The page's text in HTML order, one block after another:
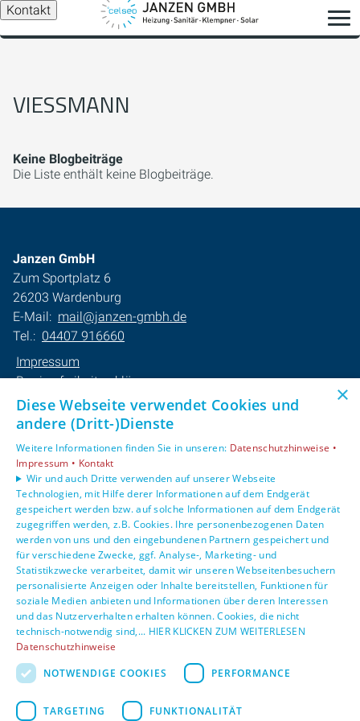
Kontakt
VIESSMANN
Keine Blogbeiträge
Die Liste enthält keine Blogbeiträge.
Janzen GmbH
Zum Sportplatz 6
26203 Wardenburg
E-Mail: mail@janzen-gmbh.de
Tel.: 04407 916660
Impressum
Barrierefreiheitserklärung
Datenschutzerklärung
AGB
Unsere Bereiche
Privatkunden
Gewerbekunden
Karriere
Unternehmen
Kontakt
×
Diese Webseite verwendet Cookies und
andere (Dritt-)Dienste
Weitere Informationen finden Sie in unseren: Datenschutzhinweise •
Impressum • Kontakt
Wir und auch Dritte verwenden auf unserer Webseite
Technologien, mit Hilfe derer Informationen auf dem Endgerät
gespeichert werden bzw. auf solche Informationen auf dem Endgerät
zugegriffen werden, z.B. Cookies. Ihre personenbezogenen Daten
werden von uns und den eingebundenen Partnern gespeichert und
für verschiedene Zwecke, ggf. Analyse-, Marketing- und
Statistikzwecke verarbeitet, damit wir unseren Webseitenbesuchern
personalisierte Anzeigen oder Inhalte bereitstellen, Funktionen für
soziale Medien anbieten und Informationen über deren Interessen
und das Nutzerverhalten erhalten können. Cookies, die nicht
technisch-notwendig sind,... HIER KLICKEN ZUM WEITERLESEN
Datenschutzhinweise
NOTWENDIGE COOKIES
PERFORMANCE
TARGETING FUNKTIONALITÄT